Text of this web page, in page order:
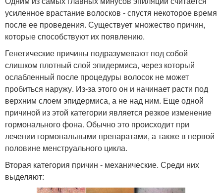
усиленное врастание волосков - спустя некоторое время
после ее проведения. Существует множество причин,
которые способствуют их появлению.
Генетические причины подразумевают под собой
слишком плотный слой эпидермиса, через который
ослабленный после процедуры волосок не может
пробиться наружу. Из-за этого он и начинает расти под
верхним слоем эпидермиса, а не над ним. Еще одной
причиной из этой категории является резкое изменение
гормонального фона. Обычно это происходит при
лечении гормональными препаратами, а также в первой
половине менструального цикла.
Вторая категория причин - механические. Среди них
выделяют: